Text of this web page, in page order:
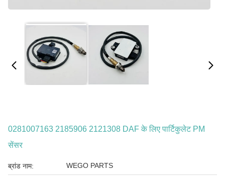
0281007163 2185906 2121308 DAF के लिए पार्टिकुलेट PM
सेंसर
ब्रांड नाम: WEGO PARTS